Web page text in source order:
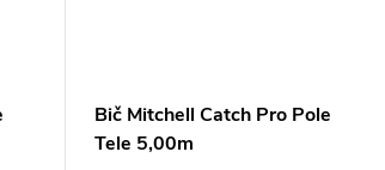
Bič Mitchell Catch Pro Pole
Tele 5,00m